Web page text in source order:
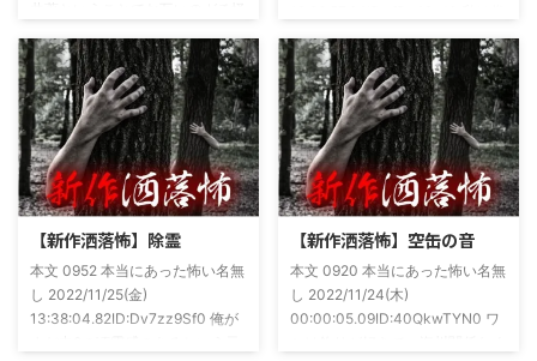
上げましたので内容の濃さ・面白
さは保証します。ぜひともご購入
くださいませ。 書影かっこいい
ですね！帯の煽り文句も最高です
(^^)v購入ページ
https://amzn.to/49NrwuE特設ペ
ージ
54ee5238af1
に言うオカルト系な話がまあまあ
好きで、最近占いとかを副業で始
めてた。今はちょっとメンタルの
状況やらで退いたけど実力試しも
かねてSNSでフォロワー相手に占
いとかしていたもんです。実力
は・・・ありがたいことに当たっ
た！ドンピシャ！と嬉しい声もあ
合ったのが大学生のAちゃん。彼
女もオカルト系な話が好きで(そ
もそも仲良くなったのは北の大地
が舞台の金塊を巡る漫画)ちょく
【新作洒落怖】除霊
本文 0952 本当にあった怖い名無
し 2022/11/25(金)
13:38:04.82ID:Dv7zz9Sf0 俺が
【新作洒落怖】空缶の音
本文 0920 本当にあった怖い名無
し 2022/11/24(木)
00:00:05.09ID:40QkwTYN0 ワ